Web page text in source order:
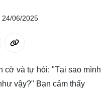
24/06/2025
cờ và tự hỏi: "Tại sao mình
vậy?" Bạn cảm thấy